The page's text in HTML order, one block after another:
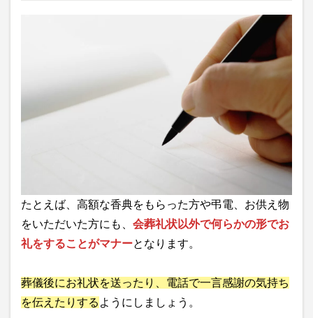
たとえば、高額な香典をもらった方や弔電、お供え物
をいただいた方にも、 会葬礼状以外で何らかの形でお
礼をすることがマナーとなります。
葬儀後にお礼状を送ったり、電話で一言感謝の気持ち
を伝えたりする ようにしましょう。